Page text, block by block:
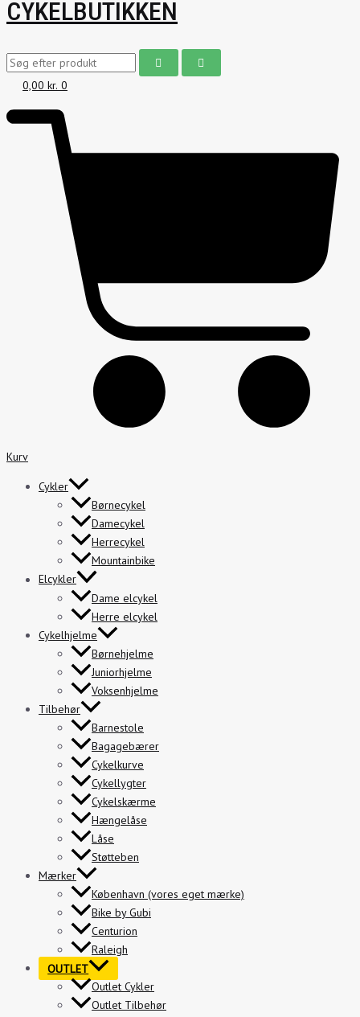
CYKELBUTIKKEN
0,00 kr. 0
Kurv
Cykler
Børnecykel
Damecykel
Herrecykel
Mountainbike
Elcykler
Dame elcykel
Herre elcykel
Cykelhjelme
Børnehjelme
Juniorhjelme
Voksenhjelme
Tilbehør
Barnestole
Bagagebærer
Cykelkurve
Cykellygter
Cykelskærme
Hængelåse
Låse
Støtteben
Mærker
København (vores eget mærke)
Bike by Gubi
Centurion
Raleigh
OUTLET
Outlet Cykler
Outlet Tilbehør